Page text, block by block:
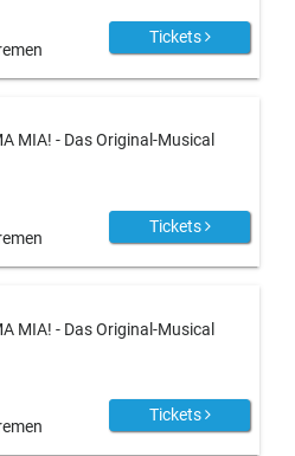
Tickets
MIA! - Das Original-Musical
Tickets
MIA! - Das Original-Musical
Tickets